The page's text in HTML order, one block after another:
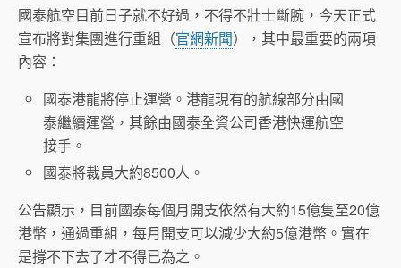
國泰航空目前日子就不好過，不得不壯士斷腕，今天正式
宣布將對集團進行重組（官網新聞），其中最重要的兩項
內容：
國泰港龍將停止運營。港龍現有的航線部分由國
泰繼續運營，其餘由國泰全資公司香港快運航空
接手。
國泰將裁員大約8500人。
公告顯示，目前國泰每個月開支依然有大約15億隻至20億
港幣，通過重組，每月開支可以減少大約5億港幣。實在
是撐不下去了才不得已為之。